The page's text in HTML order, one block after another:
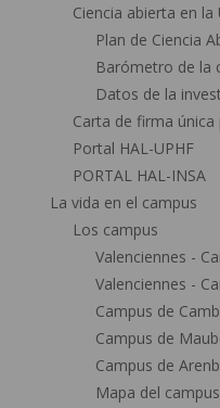
Ciencia abierta en la
Plan de Ciencia
Barómetro de la
Datos de la
Carta de firma
Portal HAL-UPHF
PORTAL HAL-INSA
La vida en el campus
Los campus
Valenciennes -
Valenciennes -
Campus de
Campus de
Campus de
Mapa del campus